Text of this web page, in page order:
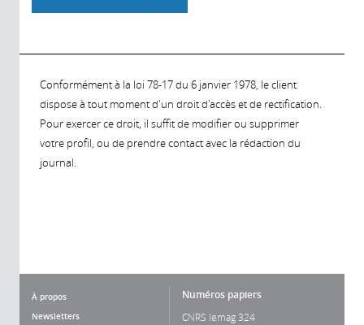
Conformément à la loi 78-17 du 6 janvier 1978, le client
dispose à tout moment d'un droit d'accès et de rectification.
Pour exercer ce droit, il suffit de modifier ou supprimer
votre profil, ou de prendre contact avec la rédaction du
journal.
À propos
Newsletters
Numéros papiers
CNRS lemag 324